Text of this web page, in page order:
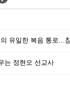
유일한 복음 통로…
는 정현오 선교사